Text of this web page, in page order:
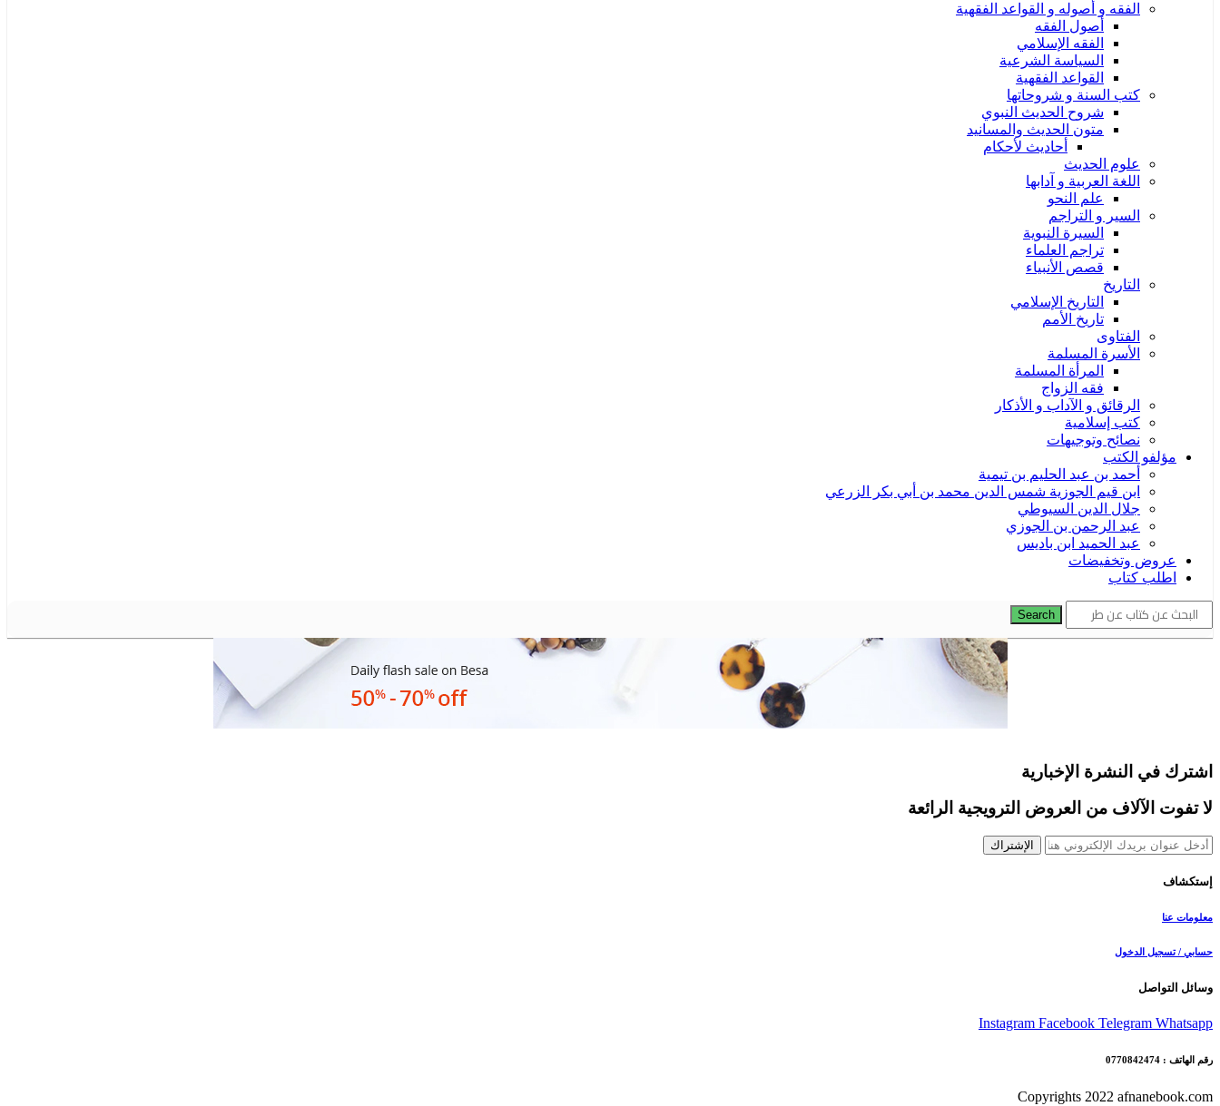
الفقه و أصوله و القواعد الفقهية
أصول الفقه
الفقه الإسلامي
السياسة الشرعية
القواعد الفقهية
كتب السنة و شروحاتها
شروح الحديث النبوي
متون الحديث والمسانيد
أحاديث لأحكام
علوم الحديث
اللغة العربية و آدابها
علم النحو
السير و التراجم
السيرة النبوية
تراجم العلماء
قصص الأنبياء
التاريخ
التاريخ الإسلامي
تاريخ الأمم
الفتاوى
الأسرة المسلمة
المرأة المسلمة
فقه الزواج
الرقائق و الآداب و الأذكار
كتب إسلامية
نصائح وتوجيهات
مؤلفو الكتب
أحمد بن عبد الحليم بن تيمية
ابن قيم الجوزية شمس الدين محمد بن أبي بكر الزرعي
جلال الدين السيوطي
عبد الرحمن بن الجوزي
عبد الحميد ابن باديس
عروض وتخفيضات
اطلب كتاب
Search
اشترك في النشرة الإخبارية
لا تفوت الآلاف من العروض الترويجية الرائعة
الإشتراك
إستكشاف
معلومات عنا
حسابي / تسجيل الدخول
وسائل التواصل
Instagram Facebook Telegram Whatsapp
رقم الهاتف : 0770842474
Copyrights 2022 afnanebook.com